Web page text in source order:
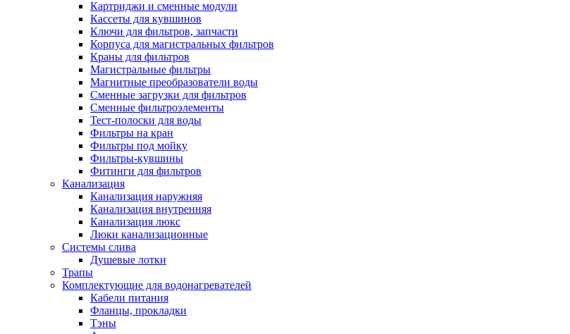
Картриджи и сменные модули
Кассеты для кувшинов
Ключи для фильтров, запчасти
Корпуса для магистральных фильтров
Краны для фильтров
Магистральные фильтры
Магнитные преобразователи воды
Сменные загрузки для фильтров
Сменные фильтроэлементы
Тест-полоски для воды
Фильтры на кран
Фильтры под мойку
Фильтры-кувшины
Фитинги для фильтров
Канализация
Канализация наружняя
Канализация внутренняя
Канализация люкс
Люки канализационные
Системы слива
Душевые лотки
Трапы
Комплектующие для водонагревателей
Кабели питания
Фланцы, прокладки
Тэны